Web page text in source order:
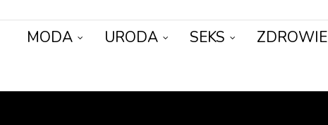
MODA URODA SEKS ZDROWIE